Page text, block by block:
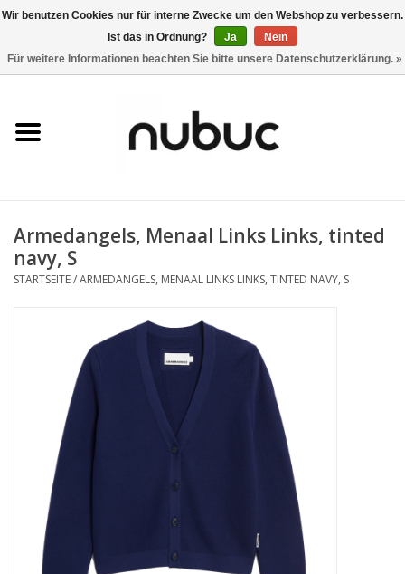
0 Artikel - CHF 0,00
Damen
Accessoires
Armedangels, Menaal Links Links, tinted
navy, S
STARTSEITE/ARMEDANGELS, MENAAL LINKS LINKS, TINTED NAVY, S
Wir benutzen Cookies nur für interne Zwecke um den Webshop zu verbessern.
Ist das in Ordnung?
Ja
Nein
Für weitere Informationen beachten Sie bitte unsere Datenschutzerklärung. »